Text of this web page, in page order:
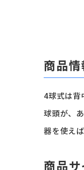
商品情
4球式は背
球頭が、
器を使え
商品